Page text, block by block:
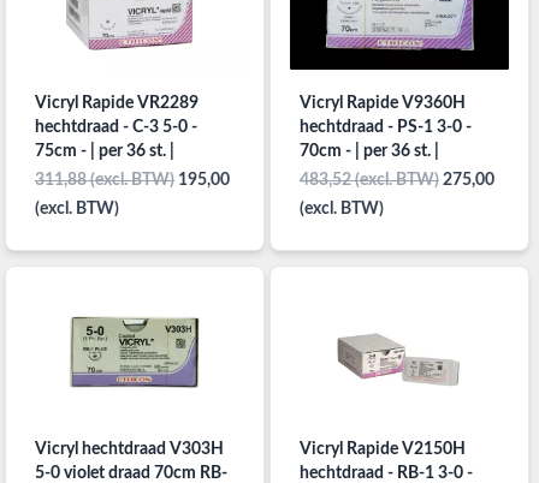
Vicryl Rapide VR2289
hechtdraad - C-3 5-0 -
75cm - | per 36 st. |
311,88 (excl. BTW) 195,00
(excl. BTW)
Vicryl Rapide V9360H
hechtdraad - PS-1 3-0 -
70cm - | per 36 st. |
483,52 (excl. BTW)275,00
(excl. BTW)
Vicryl hechtdraad V303H
5-0 violet draad 70cm RB-
Vicryl Rapide V2150H
hechtdraad - RB-1 3-0 -